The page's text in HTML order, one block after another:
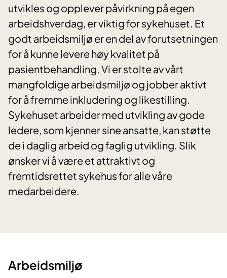
utvikles og opplever påvirkning på egen
arbeidshverdag, er viktig for sykehuset. Et
godt arbeidsmiljø er en del av forutsetningen
for å kunne levere høy kvalitet på
pasientbehandling. Vi er stolte av vårt
mangfoldige arbeidsmiljø og jobber aktivt
for å fremme inkludering og likestilling.
Sykehuset arbeider med utvikling av gode
ledere, som kjenner sine ansatte, kan støtte
de i daglig arbeid og faglig utvikling. Slik
ønsker vi å være et attraktivt og
fremtidsrettet sykehus for alle våre
medarbeidere.
Arbeidsmiljø